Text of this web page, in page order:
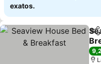
exatos.
9,2